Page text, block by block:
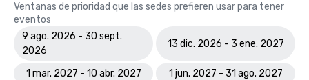
Ventanas de prioridad que las sedes prefieren usar para tener
eventos
9 ago. 2026 - 30 sept.
2026
13 dic. 2026 - 3 ene. 2027
1 mar. 2027 - 10 abr. 2027
1 jun. 2027 - 31 ago. 2027